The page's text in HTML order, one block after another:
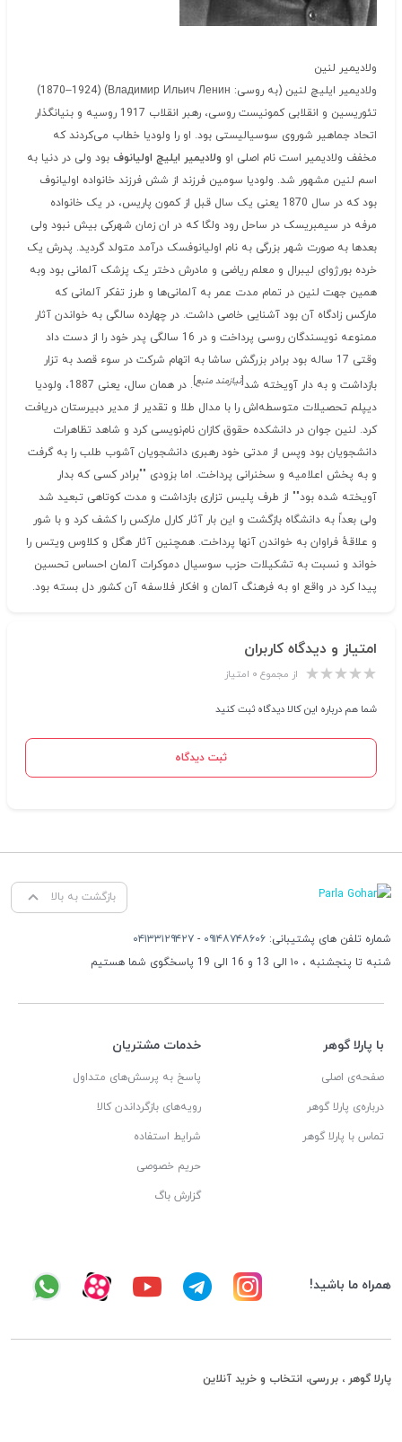
ولادیمیر لنین
ولادیمیر ایلیچ لنین (به روسی: Владимир Ильич Ленин) ‏(1924–1870)
تئوریسین و انقلابی کمونیست روسی، رهبر انقلاب 1917 روسیه و بنیانگذار
اتحاد جماهیر شوروی سوسیالیستی بود. او را ولودیا خطاب می‌کردند که
مخفف ولادیمیر است نام اصلی او ولادیمیر ایلیچ اولیانوف بود ولی در دنیا به
اسم لنین مشهور شد. ولودیا سومین فرزند از شش فرزند خانواده اولیانوف
بود که در سال 1870 یعنی یک سال قبل از کمون پاریس، در یک خانواده
مرفه در سیمبریسک در ساحل رود ولگا که در ان زمان شهرکی بیش نبود ولی
بعدها به صورت شهر بزرگی به نام اولیانوفسک درآمد متولد گردید. پدرش یک
خرده بورژوای لیبرال و معلم ریاضی و مادرش دختر یک پزشک آلمانی بود وبه
همین جهت لنین در تمام مدت عمر به آلمانی‌ها و طرز تفکر آلمانی که
مارکس زادگاه آن بود آشنایی خاصی داشت. در چهارده سالگی به خواندن آثار
ممنوعه نویسندگان روسی پرداخت و در 16 سالگی پدر خود را از دست داد
وقتی 17 ساله بود برادر بزرگش ساشا به اتهام شرکت در سوء قصد به تزار
بازداشت و به دار آویخته شد[نیازمند منبع]
. در همان سال، یعنی 1887، ولودیا
دیپلم تحصیلات متوسطه‌اش را با مدال طلا و تقدیر از مدیر دبیرستان دریافت
کرد. لنین جوان در دانشکده حقوق کازان نام‌نویسی کرد و شاهد تظاهرات
دانشجویان بود وپس از مدتی خود رهبری دانشجویان آشوب طلب را به گرفت
و به پخش اعلامیه و سخنرانی پرداخت. اما بزودی ""برادر کسی که بدار
آویخته شده بود"" از طرف پلیس تزاری بازداشت و مدت کوتاهی تبعید شد
ولی بعداً به دانشگاه بازگشت و این بار آثار کارل مارکس را کشف کرد و با شور
و علاقهٔ فراوان به خواندن آنها پرداخت. همچنین آثار هگل و کلاوس ویتس را
خواند و نسبت به تشکیلات حزب سوسیال دموکرات آلمان احساس تحسین
پیدا کرد در واقع او به فرهنگ آلمان و افکار فلاسفه آن کشور دل بسته بود.
امتیاز و دیدگاه کاربران
از مجموع ۰ امتیاز
شما هم درباره این کالا دیدگاه ثبت کنید
ثبت دیدگاه
بازگشت به بالا
شماره تلفن های پشتیبانی: ۰۹۱۴۸۷۴۸۶۰۶ - ۰۴۱۳۳۱۲۹۴۲۷
شنبه تا پنجشنبه ، ۱۰ الی 13 و 16 الی 19 پاسخگوی شما هستیم
با پارلا گوهر
صفحه‌ی اصلی
درباره‌ی پارلا گوهر
تماس با پارلا گوهر
خدمات مشتریان
پاسخ به پرسش‌های متداول
رویه‌های بازگرداندن کالا
شرایط استفاده
حریم خصوصی
گزارش باگ
همراه ما باشید!
پارلا گوهر ، بررسی، انتخاب و خرید آنلاین